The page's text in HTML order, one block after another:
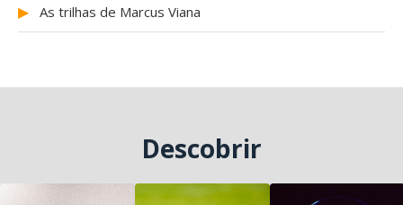
▶ As trilhas de Marcus Viana
Descobrir